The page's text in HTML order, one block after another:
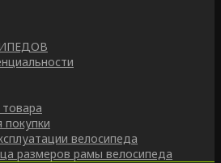
покупки
велосипеда
размеров рамы велосипеда